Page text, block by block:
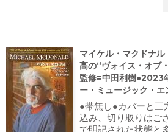
マイケル・マクドナ
高の“ヴォイス・オブ
監修=中田利樹●2023
ー・ミュージック・エ
●帯無し●カバーと三
込み、切り取りはご
で明記された状態と